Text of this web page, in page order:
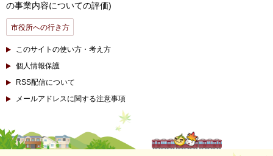
の事業内容についての評価)
市役所への行き方
このサイトの使い方・考え方
個人情報保護
RSS配信について
メールアドレスに関する注意事項